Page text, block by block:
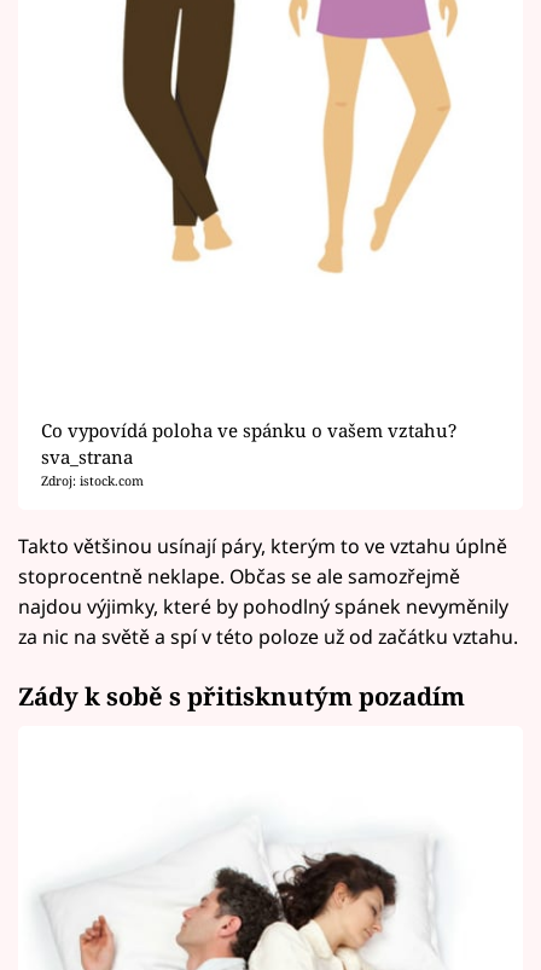
Co vypovídá poloha ve spánku o vašem vztahu?
sva_strana
Zdroj: istock.com
Takto většinou usínají páry, kterým to ve vztahu úplně
stoprocentně neklape. Občas se ale samozřejmě
najdou výjimky, které by pohodlný spánek nevyměnily
za nic na světě a spí v této poloze už od začátku vztahu.
Zády k sobě s přitisknutým pozadím